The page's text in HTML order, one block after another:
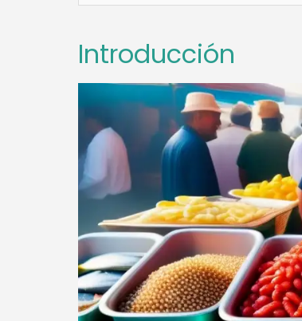
Introducción